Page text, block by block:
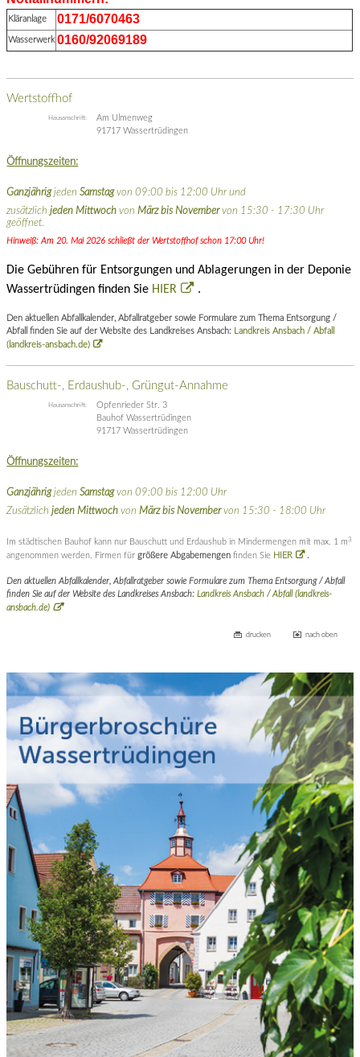
Kläranlage 0171/6070463
Wasserwerk 0160/92069189
Wertstoffhof
Hausanschrift:
Am Ulmenweg
91717 Wassertrüdingen
Öffnungszeiten:
GanzjährigjedenSamstagvon 09:00 bis 12:00 Uhr und
zusätzlich jeden Mittwoch von März bis Novembervon 15:30 - 17:30 Uhr
geöffnet.
Hinweiß: Am 20. Mai 2026 schließt der Wertstoffhof schon 17:00 Uhr!
Die Gebühren für Entsorgungen und Ablagerungen in der Deponie
Wassertrüdingen finden Sie HIER .
Den aktuellen Abfallkalender, Abfallratgeber sowie Formulare zum Thema Entsorgung /
Abfall finden Sie auf der Website des Landkreises Ansbach:
Landkreis Ansbach / Abfall
(landkreis-ansbach.de)
Bauschutt-, Erdaushub-, Grüngut-Annahme
Hausanschrift:
Opfenrieder Str. 3
Bauhof Wassertrüdingen
91717 Wassertrüdingen
Öffnungszeiten:
GanzjährigjedenSamstagvon 09:00 bis 12:00 Uhr
Zusätzlichjeden Mittwoch von März bis Novembervon 15:30 - 18:00 Uhr
Im städtischen Bauhof kann nur Bauschutt und Erdaushub in Mindermengen mit max. 1 m3
angenommen werden. Firmen fürgrößere Abgabemengen finden Sie HIER .
Den aktuellen Abfallkalender, Abfallratgeber sowie Formulare zum Thema Entsorgung / Abfall
finden Sie auf der Website des Landkreises Ansbach:Landkreis Ansbach / Abfall (landkreis-
ansbach.de)
drucken nach oben